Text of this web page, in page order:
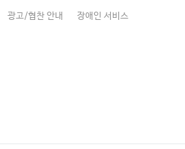
장애인 서비스
광고/협찬 안내